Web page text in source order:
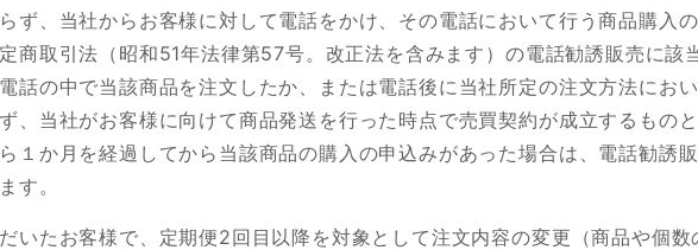
ず、当社からお客様に対して電話をかけ、その電話において行う商品購入
商取引法（昭和51年法律第57号。改正法を含みます）の電話勧誘販売に該
話の中で当該商品を注文したか、または電話後に当社所定の注文方法にお
、当社がお客様に向けて商品発送を行った時点で売買契約が成立するもの
１か月を経過してから当該商品の購入の申込みがあった場合は、電話勧誘
す。
いたお客様で、定期便2回目以降を対象として注文内容の変更（商品や個